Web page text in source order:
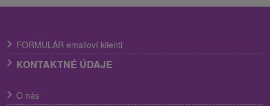
FORMULÁR emailoví klienti
KONTAKTNÉ ÚDAJE
O nás